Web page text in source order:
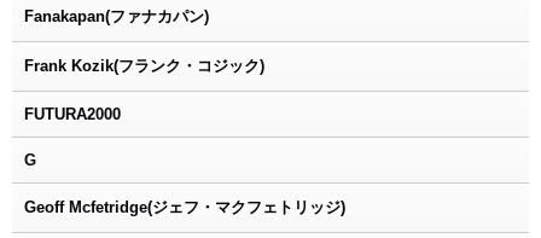
Fanakapan(ファナカパン)
Frank Kozik(フランク・コジック)
FUTURA2000
G
Geoff Mcfetridge(ジェフ・マクフェトリッジ)